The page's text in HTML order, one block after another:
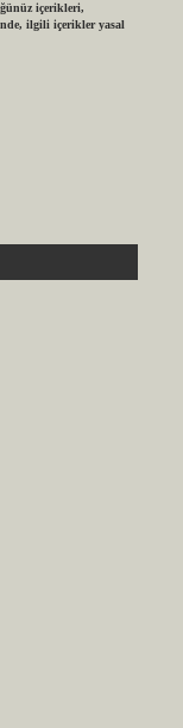
içerikleri,
ilgili içerikler yasal